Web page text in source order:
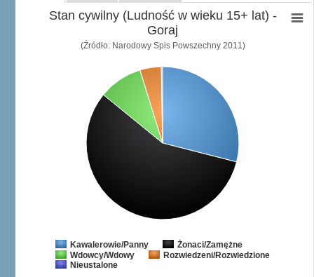
Stan cywilny (Ludność w wieku 15+ lat) -
Goraj
(Źródło: Narodowy Spis Powszechny 2011)
Kawalerowie/Panny Żonaci/Zamężne
Wdowcy/Wdowy
Rozwiedzeni/Rozwiedzione
Nieustalone